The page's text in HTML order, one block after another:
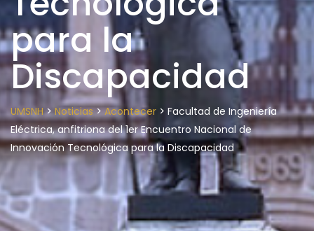
para la
Discapacidad
UMSNH> Noticias>Acontecer > Facultad de Ingeniería
Eléctrica, anfitriona del 1er Encuentro Nacional de
Innovación Tecnológica para la Discapacidad